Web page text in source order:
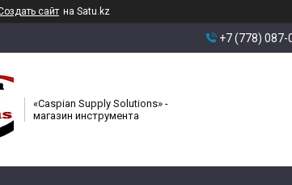
сайт на Satu.kz
+7 (778) 087-
«Caspian Supply Solutions» -
магазин инструмента